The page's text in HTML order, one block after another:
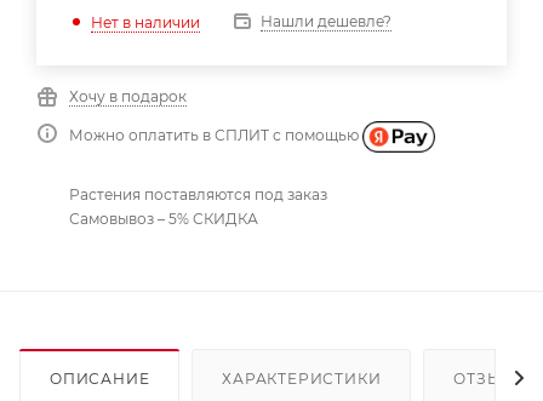
Нет в наличии Нашли дешевле?
Хочу в подарок
Можно оплатить в СПЛИТ с помощью
Растения поставляются под заказ
Самовывоз – 5% СКИДКА
ОПИСАНИЕ ХАРАКТЕРИСТИКИ ОТЗЫВЫ